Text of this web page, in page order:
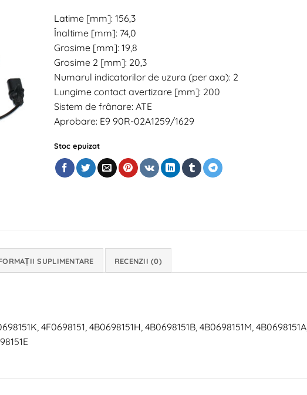
Latime [mm]: 156,3
Înaltime [mm]: 74,0
Grosime [mm]: 19,8
Grosime 2 [mm]: 20,3
Numarul indicatorilor de uzura (per axa): 2
Lungime contact avertizare [mm]: 200
Sistem de frânare: ATE
Aprobare: E9 90R-02A1259/1629
Stoc epuizat
SUPLIMENTARE RECENZII (0)
4F0698151, 4B0698151H, 4B0698151B, 4B0698151M, 4B0698151A,